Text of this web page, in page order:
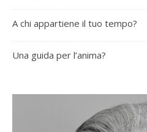
A chi appartiene il tuo tempo?
Una guida per l’anima?